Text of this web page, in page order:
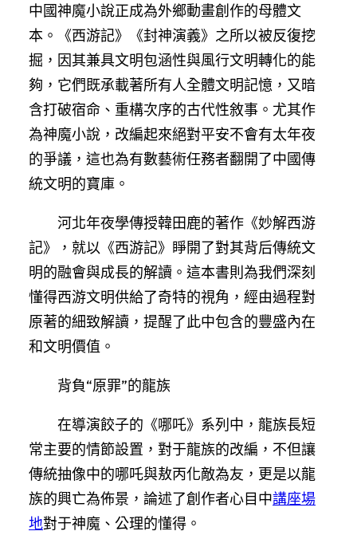
中國神魔小說正成為外鄉動畫創作的母體文
本。《西游記》《封神演義》之所以被反復挖
掘，因其兼具文明包涵性與風行文明轉化的能
夠，它們既承載著所有人全體文明記憶，又暗
含打破宿命、重構次序的古代性敘事。尤其作
為神魔小說，改編起來絕對平安不會有太年夜
的爭議，這也為有數藝術任務者翻開了中國傳
統文明的寶庫。
河北年夜學傳授韓田鹿的著作《妙解西游
記》，就以《西游記》睜開了對其背后傳統文
明的融會與成長的解讀。這本書則為我們深刻
懂得西游文明供給了奇特的視角，經由過程對
原著的細致解讀，提醒了此中包含的豐盛內在
和文明價值。
背負“原罪”的龍族
在導演餃子的《哪吒》系列中，龍族長短
常主要的情節設置，對于龍族的改編，不但讓
傳統抽像中的哪吒與敖丙化敵為友，更是以龍
族的興亡為佈景，論述了創作者心目中講座場
地對于神魔、公理的懂得。